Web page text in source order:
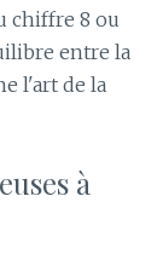
chiffre 8 ou
entre la
l'art de la
à